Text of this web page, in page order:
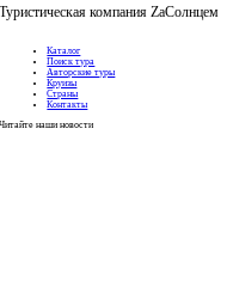
Туристическая компания ZaСолнцем
Каталог
Поиск тура
Авторские туры
Круизы
Страны
Контакты
Читайте наши новости